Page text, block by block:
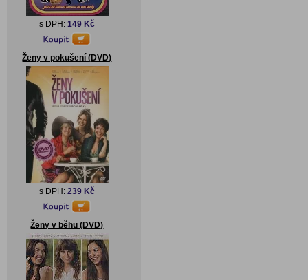
s DPH: 149 Kč
Ženy v pokušení (DVD)
s DPH: 239 Kč
Ženy v běhu (DVD)